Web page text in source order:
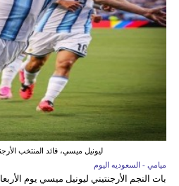
ليونيل ميسي، قائد المنتخب
ميامي - السعوديه اليوم
بات النجم الأرجنتيني ليونيل ميسي يوم